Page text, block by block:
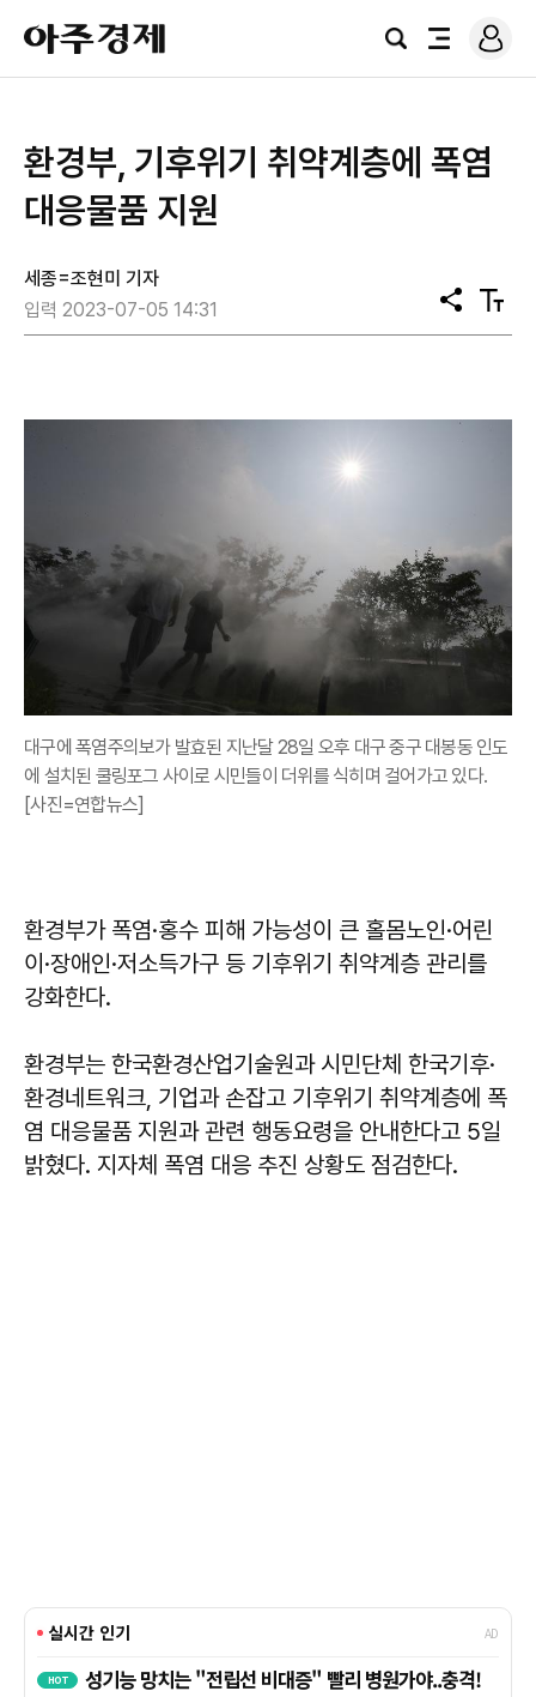
아
주
경
검
전
로
그
환경부, 기후위기 취약계층에 폭염
대응물품 지원
세종=조현미 기자
입력 2023-07-05 14:31
공
유
텍
스
대구에 폭염주의보가 발효된 지난달 28일 오후 대구 중구 대봉동 인도
에 설치된 쿨링포그 사이로 시민들이 더위를 식히며 걸어가고 있다.
[사진=연합뉴스]
환경부가 폭염·홍수 피해 가능성이 큰 홀몸노인·어린
이·장애인·저소득가구 등 기후위기 취약계층 관리를
강화한다.
환경부는 한국환경산업기술원과 시민단체 한국기후·
환경네트워크, 기업과 손잡고 기후위기 취약계층에 폭
염 대응물품 지원과 관련 행동요령을 안내한다고 5일
밝혔다. 지자체 폭염 대응 추진 상황도 점검한다.